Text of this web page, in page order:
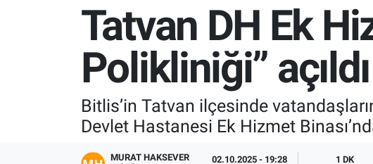
Tatvan DH Ek
Polikliniği” açıldı
Bitlis’in Tatvan ilçesinde
Devlet Hastanesi Ek Hizmet
MURAT HAKSEVER 02.10.2025 - 19:28 1 DK
Ekonomi
Süper Lig Puan Durumu ve Fikstür
Son Dakika Haberleri
Haber Arşivi